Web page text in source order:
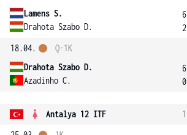
Lamens S.
Drahota Szabo D.
6
2
18.04.
Drahota Szabo D.
Azadinho C.
Q-1K
6
0
Antalya 12 ITF 1